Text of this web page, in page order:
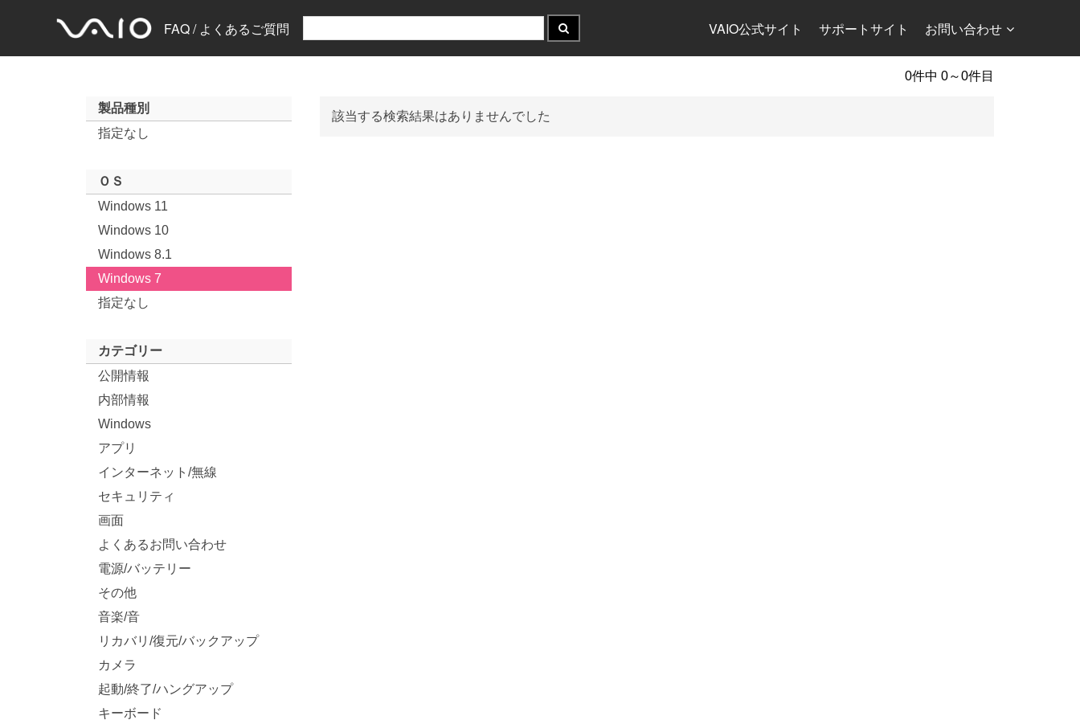
FAQ / よくあるご質問 VAIO公式サイト サポートサイト お問い合わせ
0件中 0～0件目
製品種別
指定なし
ＯＳ
Windows 11
Windows 10
Windows 8.1
Windows 7
指定なし
カテゴリー
公開情報
内部情報
Windows
アプリ
インターネット/無線
セキュリティ
画面
よくあるお問い合わせ
電源/バッテリー
その他
音楽/音
リカバリ/復元/バックアップ
カメラ
起動/終了/ハングアップ
キーボード
該当する検索結果はありませんでした